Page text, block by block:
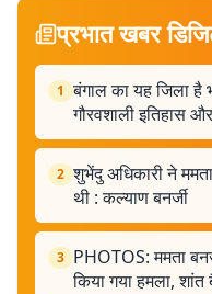
प्रभात खबर
1 बंगाल का यह जिला है
गौरवशाली इतिहास
2 शुभेंदु अधिकारी ने
थी : कल्याण बनर्जी
3 PHOTOS: ममता
किया गया हमला, शांत